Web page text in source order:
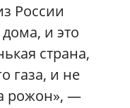
России
дома, и это
страна,
газа, и не
рожон», —